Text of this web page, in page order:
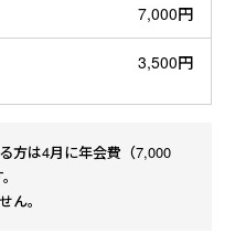
7,000円
3,500円
方は4月に年会費（7,000
ん。